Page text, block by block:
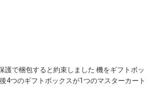
護で梱包すると約束しました 機をギフトボッ
4つのギフトボックスが1つのマスターカート